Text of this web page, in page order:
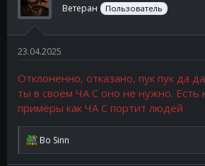
Ветеран Пользователь
23.04.2025
Отклоненно, отказано, пук пук да
ты в своем ЧА С оно не нужно. Есть
примеры как ЧА С портит людей
Р
Bo Sinn